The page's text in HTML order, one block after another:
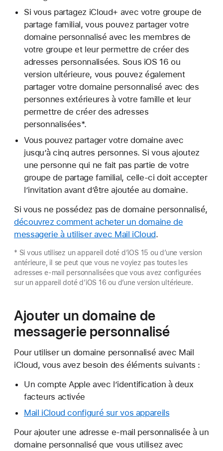
Si vous partagez iCloud+ avec votre groupe de
partage familial, vous pouvez partager votre
domaine personnalisé avec les membres de
votre groupe et leur permettre de créer des
adresses personnalisées. Sous iOS 16 ou
version ultérieure, vous pouvez également
partager votre domaine personnalisé avec des
personnes extérieures à votre famille et leur
permettre de créer des adresses
personnalisées*.
Vous pouvez partager votre domaine avec
jusqu’à cinq autres personnes. Si vous ajoutez
une personne qui ne fait pas partie de votre
groupe de partage familial, celle-ci doit accepter
l’invitation avant d’être ajoutée au domaine.
Si vous ne possédez pas de domaine personnalisé,
découvrez comment acheter un domaine de
messagerie à utiliser avec Mail iCloud.
* Si vous utilisez un appareil doté d’iOS 15 ou d’une version
antérieure, il se peut que vous ne voyiez pas toutes les
adresses e-mail personnalisées que vous avez configurées
sur un appareil doté d’iOS 16 ou d’une version ultérieure.
Ajouter un domaine de
messagerie personnalisé
Pour utiliser un domaine personnalisé avec Mail
iCloud, vous avez besoin des éléments suivants :
Un compte Apple avec l’identification à deux
facteurs activée
Mail iCloud configuré sur vos appareils
Pour ajouter une adresse e-mail personnalisée à un
domaine personnalisé que vous utilisez avec